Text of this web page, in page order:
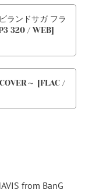
ランドサガ フラ
320 / WEB]
～ [FLAC /
from BanG